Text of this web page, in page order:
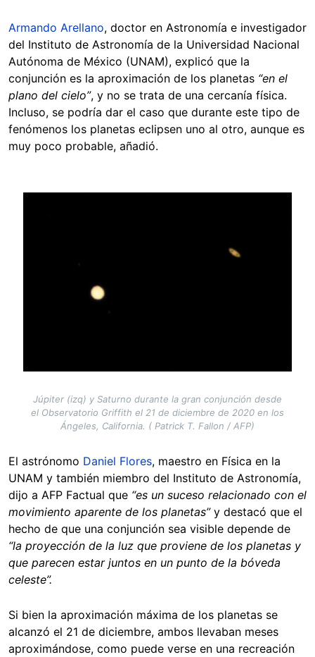
Armando Arellano, doctor en Astronomía e investigador
del Instituto de Astronomía de la Universidad Nacional
Autónoma de México (UNAM), explicó que la
conjunción es la aproximación de los planetas “en el
plano del cielo”, y no se trata de una cercanía física.
Incluso, se podría dar el caso que durante este tipo de
fenómenos los planetas eclipsen uno al otro, aunque es
muy poco probable, añadió.
Júpiter (izq) y Saturno durante la gran conjunción desde
el Observatorio Griffith el 21 de diciembre de 2020 en los
Ángeles, California. ( Patrick T. Fallon / AFP)
El astrónomo Daniel Flores, maestro en Física en la
UNAM y también miembro del Instituto de Astronomía,
dijo a AFP Factual que “es un suceso relacionado con el
movimiento aparente de los planetas” y destacó que el
hecho de que una conjunción sea visible depende de
“la proyección de la luz que proviene de los planetas y
que parecen estar juntos en un punto de la bóveda
celeste”.
Si bien la aproximación máxima de los planetas se
alcanzó el 21 de diciembre, ambos llevaban meses
aproximándose, como puede verse en una recreación